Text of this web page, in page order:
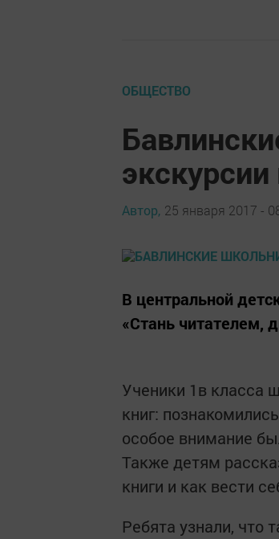
ОБЩЕСТВО
Автор, 25 января 2017 -
В центральной
«Стань читателем,
Ученики 1в класса
книг:
особое внимание
Также детям
книги и как вести
Ребята узнали, что